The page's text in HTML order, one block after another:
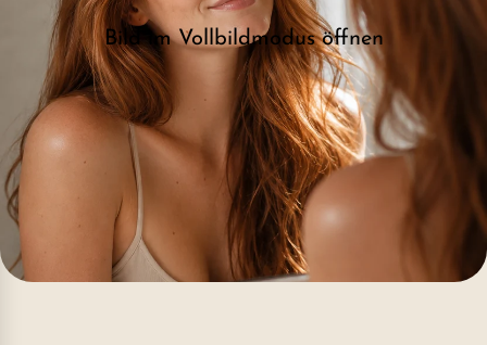
Bild im Vollbildmodus öffnen